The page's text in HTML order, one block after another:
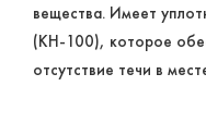
вещества. Имеет
(КН-100), которое
отсутствие течи в